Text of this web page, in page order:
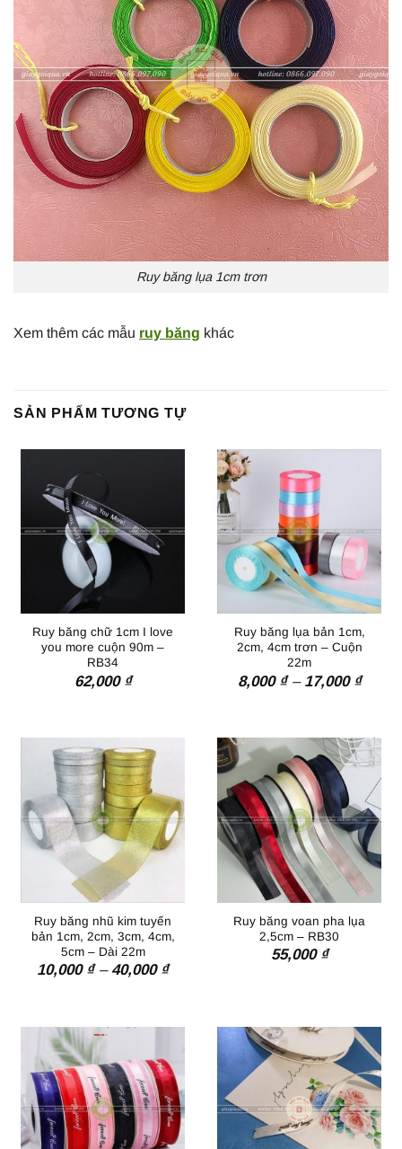
Ruy băng lụa 1cm trơn
Xem thêm các mẫu ruy băng khác
SẢN PHẨM TƯƠNG TỰ
Ruy băng chữ 1cm I love
you more cuộn 90m –
RB34
62,000 ₫
Ruy băng lụa bản 1cm,
2cm, 4cm trơn – Cuộn
22m
8,000 ₫ – 17,000 ₫
đến
Ruy băng nhũ kim tuyến
bản 1cm, 2cm, 3cm, 4cm,
5cm – Dài 22m
10,000 ₫ – 40,000 ₫Khoảng
đến
40,000 ₫
Ruy băng voan pha lụa
2,5cm – RB30
55,000 ₫